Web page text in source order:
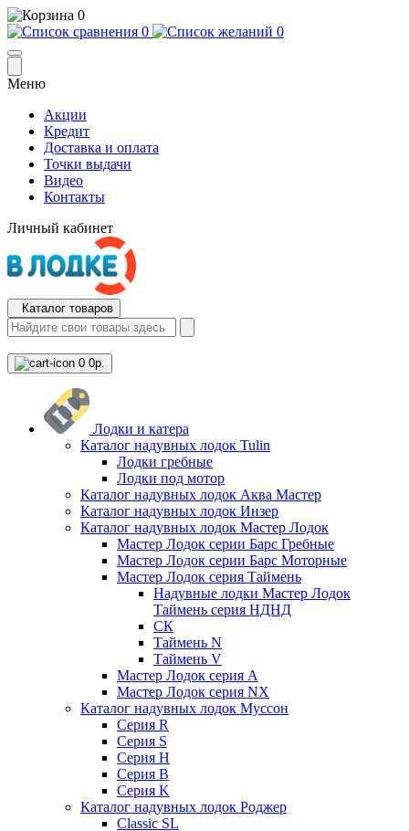
0
0
0
Меню
Акции
Кредит
Доставка и оплата
Точки выдачи
Видео
Контакты
Личный кабинет
Каталог товаров
0 0р.
Лодки и катера
Каталог надувных лодок Tulin
Лодки гребные
Лодки под мотор
Каталог надувных лодок Аква Мастер
Каталог надувных лодок Инзер
Каталог надувных лодок Мастер Лодок
Мастер Лодок серии Барс Гребные
Мастер Лодок серии Барс Моторные
Мастер Лодок серия Таймень
Надувные лодки Мастер Лодок
Таймень серия НДНД
СК
Таймень N
Таймень V
Мастер Лодок серия А
Мастер Лодок серия NX
Каталог надувных лодок Муссон
Серия R
Серия S
Серия H
Серия B
Серия K
Каталог надувных лодок Роджер
Classic SL